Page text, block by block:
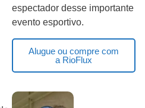
espectador desse importante
evento esportivo.
Alugue ou compre com
a RioFlux